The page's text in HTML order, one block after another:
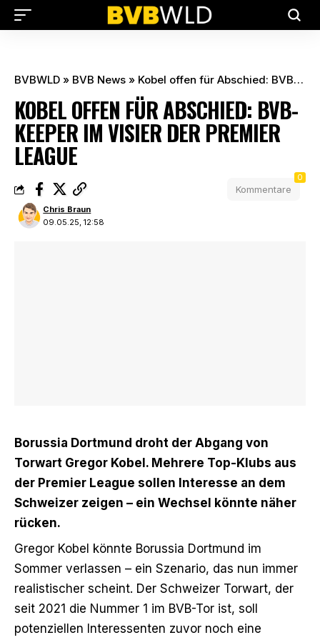
BVBWLD » BVB News » Kobel offen für Abschied: BVB-Keeper im Visier der Premier League
KOBEL OFFEN FÜR ABSCHIED: BVB-
KEEPER IM VISIER DER PREMIER
LEAGUE
09.05.25, 12:58
Chris Braun
Kommentare
0
Borussia Dortmund droht der Abgang von
Torwart Gregor Kobel. Mehrere Top-Klubs aus
der Premier League sollen Interesse an dem
Schweizer zeigen – ein Wechsel könnte näher
rücken.
Gregor Kobel könnte Borussia Dortmund im
Sommer verlassen – ein Szenario, das nun immer
realistischer scheint. Der Schweizer Torwart, der
seit 2021 die Nummer 1 im BVB-Tor ist, soll
potenziellen Interessenten zuvor noch eine